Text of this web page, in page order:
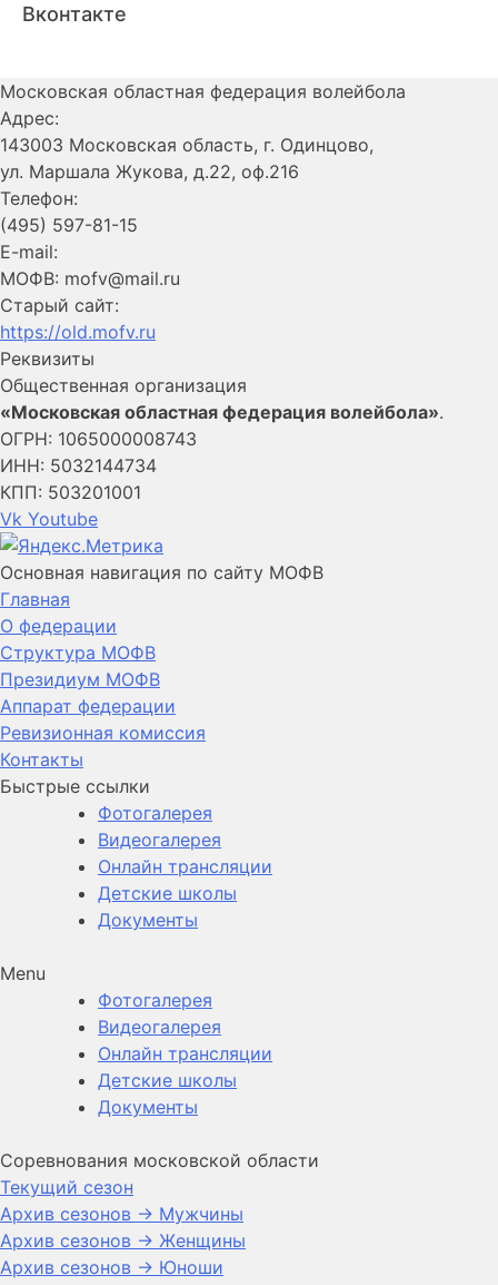
Вконтакте
Московская областная федерация волейбола
Адрес:
143003 Московская область, г. Одинцово,
ул. Маршала Жукова, д.22, оф.216
Телефон:
(495) 597-81-15
E-mail:
МОФВ: mofv@mail.ru
Старый сайт:
https://old.mofv.ru
Реквизиты
Общественная организация
«Московская областная федерация волейбола».
ОГРН: 1065000008743
ИНН: 5032144734
КПП: 503201001
Vk Youtube
Основная навигация по сайту МОФВ
Главная
О федерации
Структура МОФВ
Президиум МОФВ
Аппарат федерации
Ревизионная комиссия
Контакты
Быстрые ссылки
Фотогалерея
Видеогалерея
Онлайн трансляции
Детские школы
Документы
Menu
Фотогалерея
Видеогалерея
Онлайн трансляции
Детские школы
Документы
Соревнования московской области
Текущий сезон
Архив сезонов -> Мужчины
Архив сезонов -> Женщины
Архив сезонов -> Юноши